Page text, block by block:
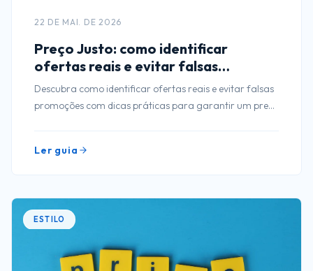
22 DE MAI. DE 2026
Preço Justo: como identificar
ofertas reais e evitar falsas
promoções
Descubra como identificar ofertas reais e evitar falsas
promoções com dicas práticas para garantir um preço
Ler guia
ESTILO